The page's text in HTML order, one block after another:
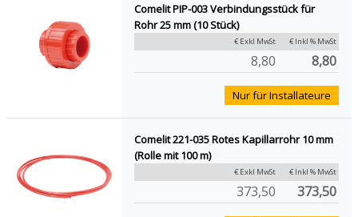
Comelit PIP-003 Verbindungsstück für
Rohr 25 mm (10 Stück)
€ Exkl MwSt € Inkl % MwSt
8,80 8,80
Nur für Installateure
Comelit 221-035 Rotes Kapillarrohr 10 mm
(Rolle mit 100 m)
€ Exkl MwSt € Inkl % MwSt
373,50 373,50